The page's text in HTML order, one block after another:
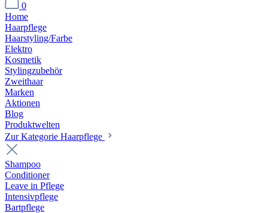
0
Home
Haarpflege
Haarstyling/Farbe
Elektro
Kosmetik
Stylingzubehör
Zweithaar
Marken
Aktionen
Blog
Produktwelten
Zur Kategorie Haarpflege
Shampoo
Conditioner
Leave in Pflege
Intensivpflege
Bartpflege